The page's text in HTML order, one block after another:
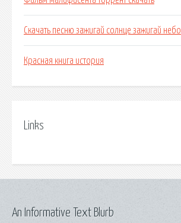
Скачать песню зажигай солнце зажигай небо
Красная книга история
Links
An Informative Text Blurb